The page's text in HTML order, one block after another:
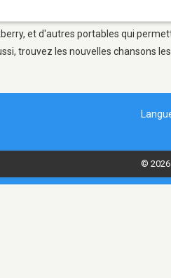
et d'autres portables qui
trouvez les nouvelles chansons
© 2026